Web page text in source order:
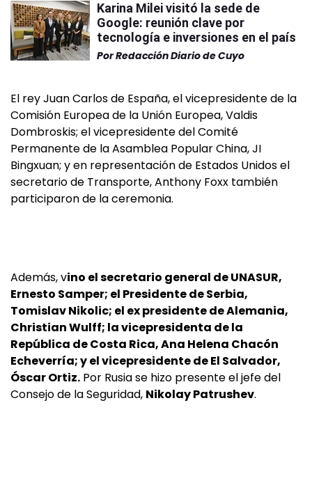
Karina Milei visitó la sede de
Google: reunión clave por
tecnología e inversiones en el país
PorRedacción Diario de Cuyo
El rey Juan Carlos de España, el vicepresidente de la
Comisión Europea de la Unión Europea, Valdis
Dombroskis; el vicepresidente del Comité
Permanente de la Asamblea Popular China, JI
Bingxuan; y en representación de Estados Unidos el
secretario de Transporte, Anthony Foxx también
participaron de la ceremonia.
Además, vino el secretario general de UNASUR,
Ernesto Samper; el Presidente de Serbia,
Tomislav Nikolic; el ex presidente de Alemania,
Christian Wulff; la vicepresidenta de la
República de Costa Rica, Ana Helena Chacón
Echeverría; y el vicepresidente de El Salvador,
Óscar Ortiz. Por Rusia se hizo presente el jefe del
Consejo de la Seguridad, Nikolay Patrushev.